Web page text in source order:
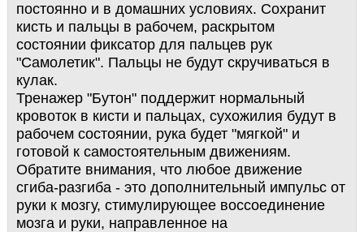
постоянно и в домашних условиях. Сохранит
кисть и пальцы в рабочем, раскрытом
состоянии фиксатор для пальцев рук
"Самолетик". Пальцы не будут скручиваться в
кулак.
Тренажер "Бутон" поддержит нормальный
кровоток в кисти и пальцах, сухожилия будут в
рабочем состоянии, рука будет "мягкой" и
готовой к самостоятельным движениям.
Обратите внимания, что любое движение
сгиба-разгиба - это дополнительный импульс от
руки к мозгу, стимулирующее воссоединение
мозга и руки, направленное на